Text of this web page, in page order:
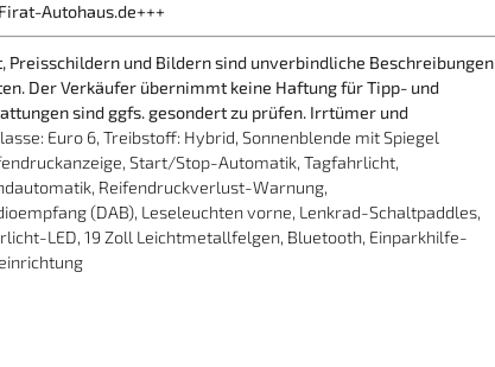
Autohaus.de+++
Preisschildern und Bildern sind unverbindliche Beschreibungen
Der Verkäufer übernimmt keine Haftung für Tipp- und
sind ggfs. gesondert zu prüfen. Irrtümer und
Euro 6, Treibstoff: Hybrid, Sonnenblende mit Spiegel
Start/Stop-Automatik, Tagfahrlicht,
Reifendruckverlust-Warnung,
(DAB), Leseleuchten vorne, Lenkrad-Schaltpaddles,
LED, 19 Zoll Leichtmetallfelgen, Bluetooth, Einparkhilfe-